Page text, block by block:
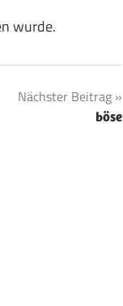
wurde.
Nächster Beitrag
böse